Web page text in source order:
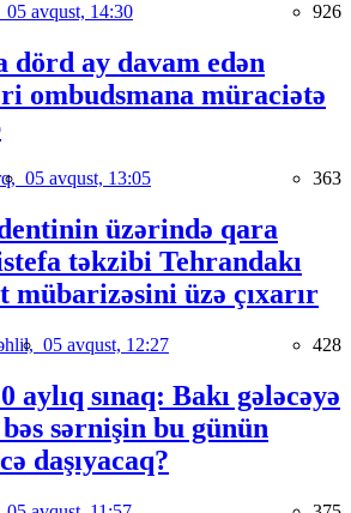
05 avqust, 14:30 926
dörd ay davam edən
ombudsmana müraciətə
05 avqust, 13:05 363
üzərində qara
təkzibi Tehrandakı
mübarizəsini üzə çıxarır
05 avqust, 12:27 428
aylıq sınaq: Bakı gələcəyə
bəs sərnişin bu günün
daşıyacaq?